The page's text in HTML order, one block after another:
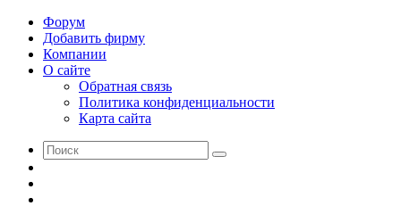
Форум
Добавить фирму
Компании
О сайте
Обратная связь
Политика конфиденциальности
Карта сайта
Поиск